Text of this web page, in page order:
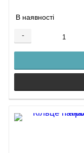
В наявності
-